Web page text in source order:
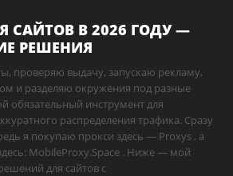
САЙТОВ В 2026 ГОДУ —
РЕШЕНИЯ
проверяю выдачу, запускаю рекламу,
и разделяю окружения под разные
обязательный инструмент для
распределения трафика. Сразу
я покупаю прокси здесь — Proxys , а
MobileProxy.Space . Ниже — мой
для сайтов с